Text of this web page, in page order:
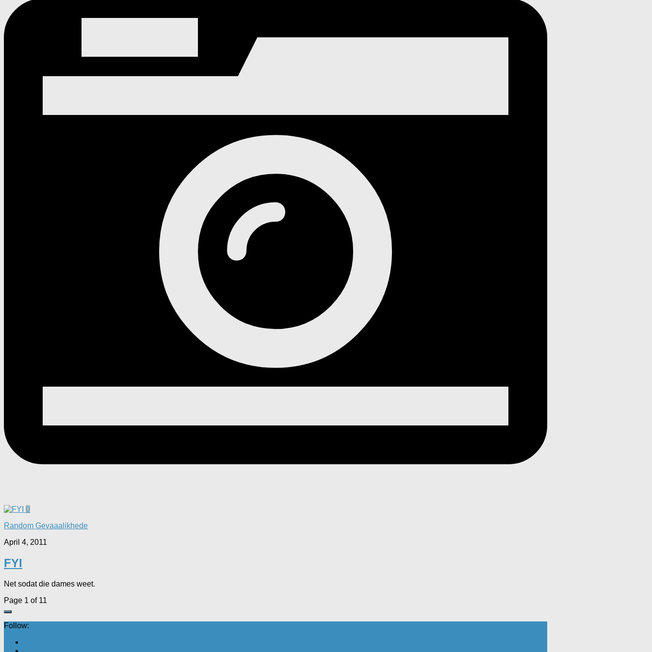
0
Random Gevaaalikhede
April 4, 2011
FYI
Net sodat die dames weet.
Page 1 of 11
Follow: